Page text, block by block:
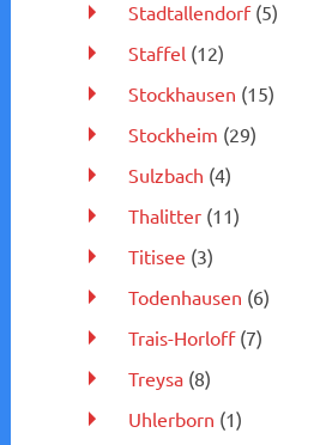
Stadtallendorf(5)
Staffel (12)
Stockhausen (15)
Stockheim (29)
Sulzbach (4)
Thalitter(11)
Titisee (3)
Todenhausen (6)
Trais-Horloff(7)
Treysa(8)
Uhlerborn (1)